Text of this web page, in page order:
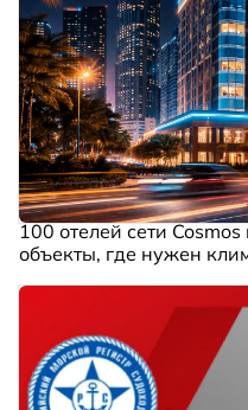
100 отелей сети
объекты, где нужен